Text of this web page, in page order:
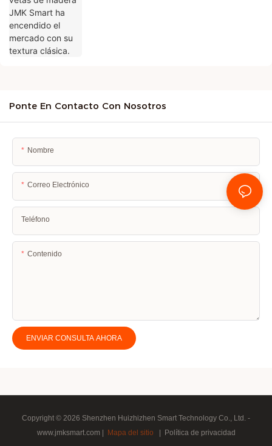
Ponte En Contacto Con Nosotros
Nombre
Correo Electrónico
Teléfono
Contenido
ENVIAR CONSULTA AHORA
Copyright © 2026 Shenzhen Huizhizhen Smart Technology Co., Ltd. -
www.jmksmart.com | Mapa del sitio | Política de privacidad